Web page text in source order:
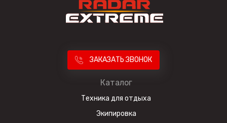
ЗАКАЗАТЬ ЗВОНОК
Каталог
Техника для отдыха
Экипировка